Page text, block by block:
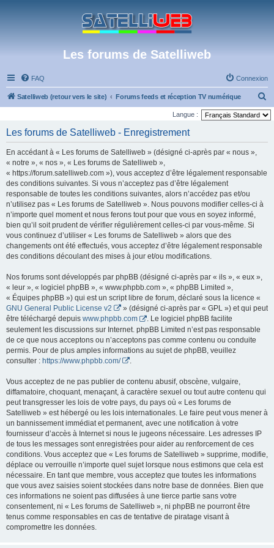
Les forums de Satelliweb
FAQ Connexion
Satelliweb (retour vers le site) Forums feeds et réception TV numérique
e
Langue :
Les forums de Satelliweb - Enregistrement
En accédant à « Les forums de Satelliweb » (désigné ci-après par « nous »,
« notre », « nos », « Les forums de Satelliweb »,
« https://forum.satelliweb.com »), vous acceptez d’être légalement responsable
des conditions suivantes. Si vous n’acceptez pas d’être légalement
responsable de toutes les conditions suivantes, alors n’accédez pas et/ou
n’utilisez pas « Les forums de Satelliweb ». Nous pouvons modifier celles-ci à
n’importe quel moment et nous ferons tout pour que vous en soyez informé,
bien qu’il soit prudent de vérifier régulièrement celles-ci par vous-même. Si
vous continuez d’utiliser « Les forums de Satelliweb » alors que des
changements ont été effectués, vous acceptez d’être légalement responsable
des conditions découlant des mises à jour et/ou modifications.
Nos forums sont développés par phpBB (désigné ci-après par « ils », « eux »,
« leur », « logiciel phpBB », « www.phpbb.com », « phpBB Limited »,
« Équipes phpBB ») qui est un script libre de forum, déclaré sous la licence «
GNU General Public License v2
» (désigné ci-après par « GPL ») et qui peut
être téléchargé depuis www.phpbb.com
. Le logiciel phpBB facilite
seulement les discussions sur Internet. phpBB Limited n’est pas responsable
de ce que nous acceptons ou n’acceptons pas comme contenu ou conduite
permis. Pour de plus amples informations au sujet de phpBB, veuillez
consulter : https://www.phpbb.com/
Vous acceptez de ne pas publier de contenu abusif, obscène, vulgaire,
diffamatoire, choquant, menaçant, à caractère sexuel ou tout autre contenu qui
peut transgresser les lois de votre pays, du pays où « Les forums de
Satelliweb » est hébergé ou les lois internationales. Le faire peut vous mener à
un bannissement immédiat et permanent, avec une notification à votre
fournisseur d’accès à Internet si nous le jugeons nécessaire. Les adresses IP
de tous les messages sont enregistrées pour aider au renforcement de ces
conditions. Vous acceptez que « Les forums de Satelliweb » supprime, modifie,
déplace ou verrouille n’importe quel sujet lorsque nous estimons que cela est
nécessaire. En tant que membre, vous acceptez que toutes les informations
que vous avez saisies soient stockées dans notre base de données. Bien que
ces informations ne soient pas diffusées à une tierce partie sans votre
consentement, ni « Les forums de Satelliweb », ni phpBB ne pourront être
tenus comme responsables en cas de tentative de piratage visant à
compromettre les données.